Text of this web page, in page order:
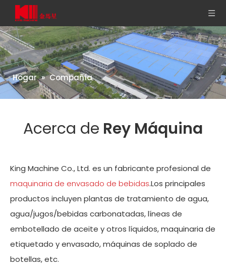
Hogar » Compañía
Acerca de Rey Máquina
King Machine Co., Ltd. es un fabricante profesional de
maquinaria de envasado de bebidas.Los principales
productos incluyen plantas de tratamiento de agua,
agua/jugos/bebidas carbonatadas, líneas de
embotellado de aceite y otros líquidos, maquinaria de
etiquetado y envasado, máquinas de soplado de
botellas, etc.